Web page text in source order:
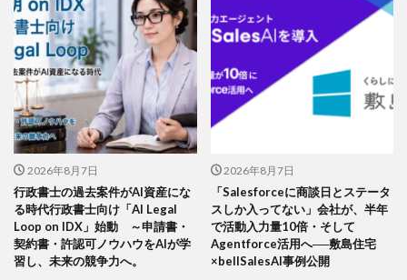
2026年8月7日
行政書士の過去案件がAI資産にな
る時代行政書士向け「AI Legal
Loop on IDX」始動 ～申請書・
契約書・許認可ノウハウをAIが学
習し、未来の競争力へ。
2026年8月7日
「Salesforceに商談日とステータ
スしか入ってない」会社が、半年
で活動入力量10倍・そして
Agentforce活用へ──敷島住宅
×bellSalesAI事例公開